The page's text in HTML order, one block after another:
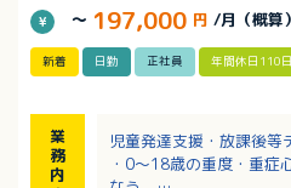
～ 197,000 円 /月（概算）
新着 日勤 正社員 年間休日110
業
務
内
児童発達支援・放課後等
・0～18歳の重度・重症